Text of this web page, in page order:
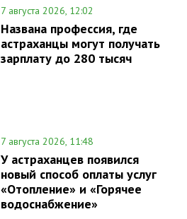
7 августа 2026, 12:02
Названа профессия, где
астраханцы могут получать
зарплату до 280 тысяч
7 августа 2026, 11:48
У астраханцев появился
новый способ оплаты услуг
«Отопление» и «Горячее
водоснабжение»